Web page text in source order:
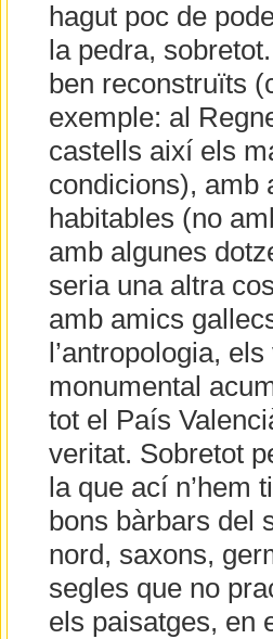
hagut poc de
la pedra,
ben reconstruïts
exemple: al
castells així els
condicions), amb
habitables (no
amb algunes
seria una altra
amb amics
l’antropologia,
monumental
tot el País
veritat. Sobretot
la que ací n’hem
bons bàrbars del
nord, saxons,
segles que no
els paisatges, en